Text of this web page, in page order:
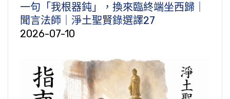
一句「我根器鈍」，換來臨終端坐西歸｜
聞言法師｜淨土聖賢錄選譯27
2026-07-10